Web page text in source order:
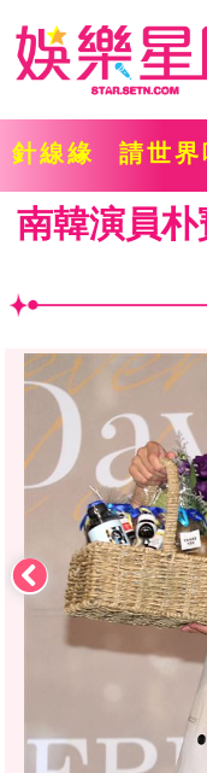
針線緣 請世界
南韓演員